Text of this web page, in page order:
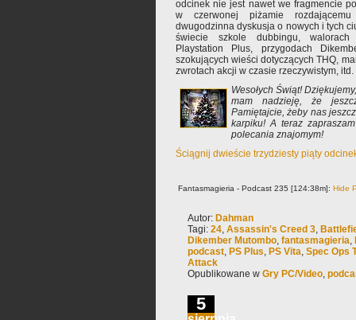
odcinek nie jest nawet we fragmencie
w czerwonej piżamie
dwugodzinna dyskusja o nowych i tych
świecie szkole dubbingu,
Playstation Plus, przygodach
szokujących wieści dotyczących THQ,
zwrotach akcji w czasie rzeczywistym, itd.
Wesołych Świąt!
mam nadzieję, że
Pamiętajcie, żeby nas
karpiku! A teraz
polecania znajomym!
Ściągnij dwieście trzydziesty piąty
Fantasmagieria - Podcast 235 [124:38m]: Hide
Autor: Dahman
Tagi: 24, Assassin's Creed 3,
Dikember Mutombo, fantasmagieria,
podcast, PS Plus, PS Vita, Spec Ops
Attack
Opublikowane w Gry PC/Video,
5